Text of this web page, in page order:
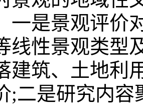
一是景观评价
线性景观类型
建筑、土地利
;二是研究内容